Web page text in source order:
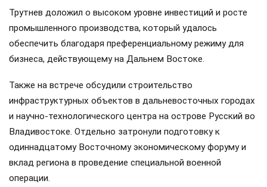
Трутнев доложил о высоком уровне инвестиций и росте
промышленного производства, который удалось
обеспечить благодаря преференциальному режиму для
бизнеса, действующему на Дальнем Востоке.
Также на встрече обсудили строительство
инфраструктурных объектов в дальневосточных городах
и научно-технологического центра на острове Русский во
Владивостоке. Отдельно затронули подготовку к
одиннадцатому Восточному экономическому форуму и
вклад региона в проведение специальной военной
операции.